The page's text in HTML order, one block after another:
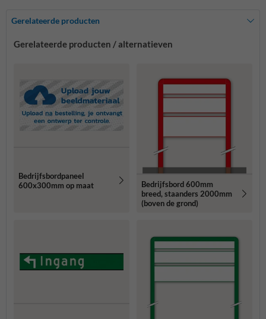
Gerelateerde producten
Gerelateerde producten / alternatieven
Bedrijfsbordpaneel
600x300mm op maat
Bedrijfsbord 600mm
breed, staanders 2000mm
(boven de grond)